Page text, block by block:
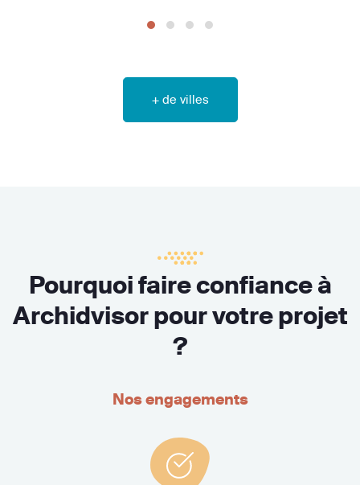
+ de villes
Pourquoi faire confiance à
Archidvisor pour votre projet
?
Nos engagements